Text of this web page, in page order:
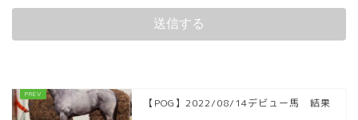
【POG】2022/08/14デビュー馬 結果